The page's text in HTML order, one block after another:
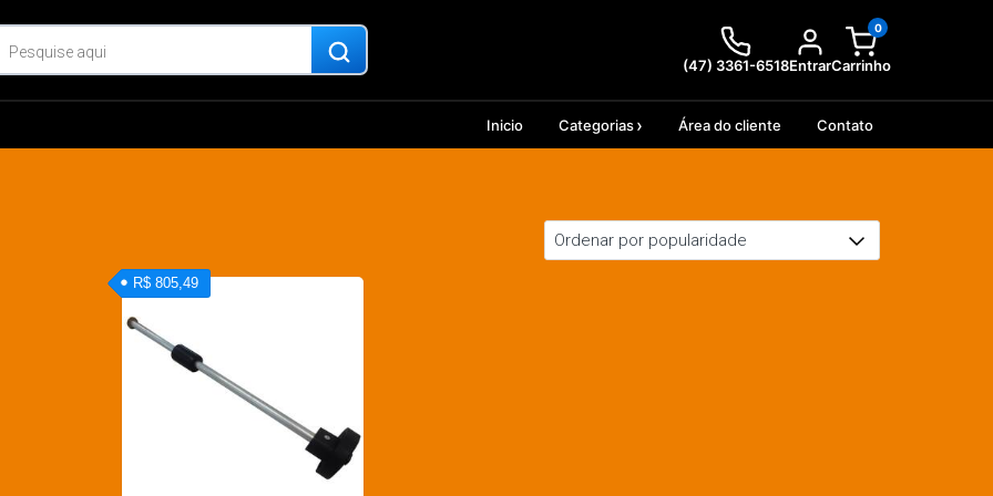
(47) 3361-6518Entrar
0
Carrinho
Inicio Categorias Área do cliente Contato
R$ 805,49